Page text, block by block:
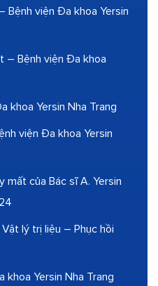
Bệnh viện Đa khoa Yersin
– Bệnh viện Đa khoa
khoa Yersin Nha Trang
viện Đa khoa Yersin
mất của Bác sĩ A. Yersin
lý trị liệu – Phục hồi
khoa Yersin Nha Trang